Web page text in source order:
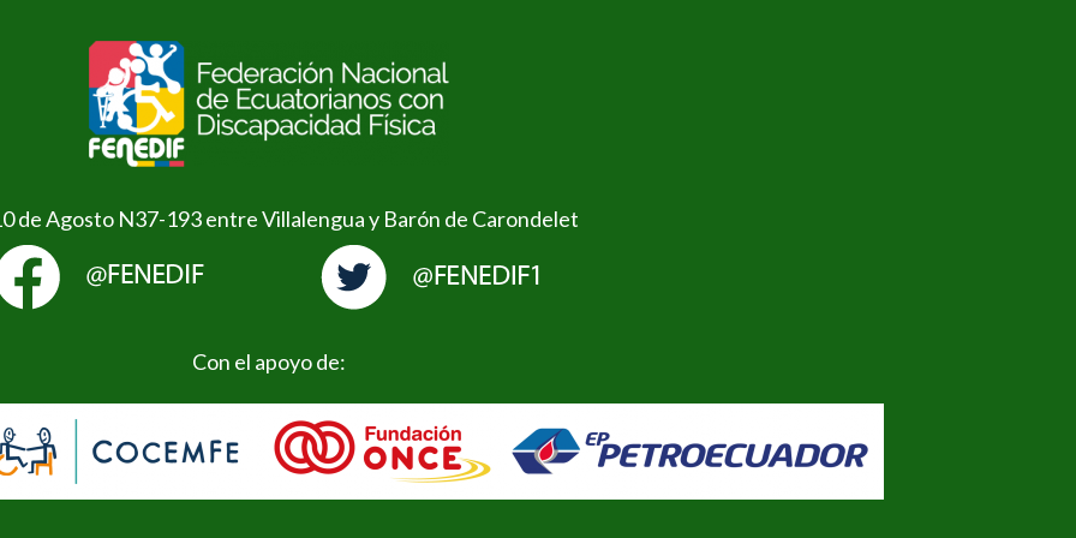
de Agosto N37-193 entre Villalengua y Barón de Carondelet
Con el apoyo de: